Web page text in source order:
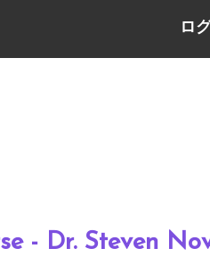
ロ
- Dr. Steven